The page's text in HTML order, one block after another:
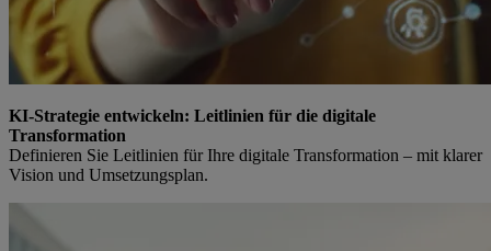
KI-Strategie entwickeln: Leitlinien für die digitale
Transformation
Definieren Sie Leitlinien für Ihre digitale Transformation – mit klarer
Vision und Umsetzungsplan.